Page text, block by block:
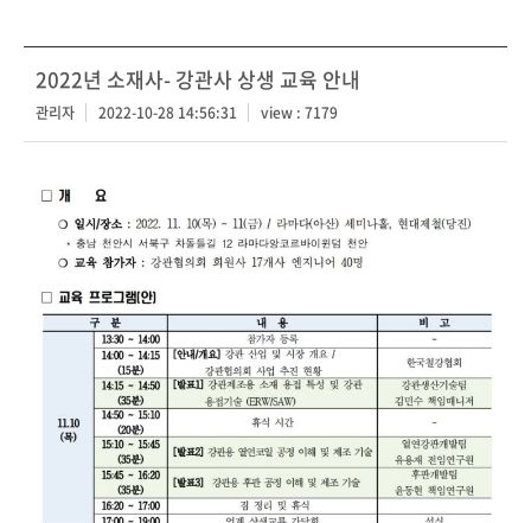
2022년 소재사- 강관사 상생 교육 안내
관리자 2022-10-28 14:56:31 view : 7179